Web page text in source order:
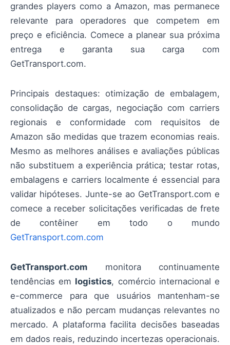
grandes players como a Amazon, mas permanece
relevante para operadores que competem em
preço e eficiência. Comece a planear sua próxima
entrega e garanta sua carga com
GetTransport.com.
Principais destaques: otimização de embalagem,
consolidação de cargas, negociação com carriers
regionais e conformidade com requisitos de
Amazon são medidas que trazem economias reais.
Mesmo as melhores análises e avaliações públicas
não substituem a experiência prática; testar rotas,
embalagens e carriers localmente é essencial para
validar hipóteses. Junte-se ao GetTransport.com e
comece a receber solicitações verificadas de frete
de contêiner em todo o mundo
GetTransport.com.com
GetTransport.com monitora continuamente
tendências em logistics, comércio internacional e
e-commerce para que usuários mantenham-se
atualizados e não percam mudanças relevantes no
mercado. A plataforma facilita decisões baseadas
em dados reais, reduzindo incertezas operacionais.